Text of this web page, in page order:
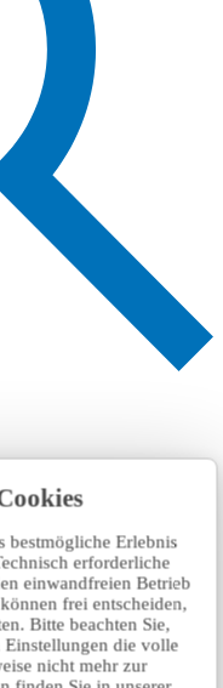
bestmögliche Erlebnis
erforderliche
einwandfreien Betrieb
frei entscheiden,
Bitte beachten Sie,
Einstellungen die volle
nicht mehr zur